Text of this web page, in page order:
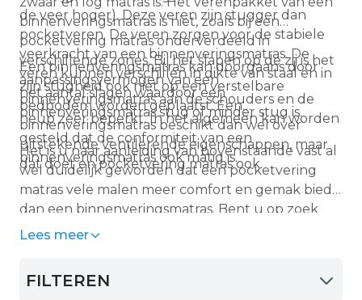
de veer hoger). Deze veren zijn stugger dan
pocketveren. De veren zorgen voor de stabiele
veerkracht van een binnenveringsmatras. De
veren kunnen verschillen in dikte van staal en in
het aantal slagen waardoor een
binnenveringsmatras stug of minder stug is.
binnenveringsmatras is niet, zoals bij een
pocketvering matras onderverdeeld in
verschillende zones. Bij het slapen op de zij is het
aanpassingsvermogen van een
binnenveringsmatras aan de schouders en de
heup zeer beperkt. In het algemeen kan worden
gesteld dat de conformiteit van een
binnenveringsmatras ook matig is.
Een binnenveringsmatras kan doorgaans door
zijn stugheid ook niet op een verstelbare
bedbodem worden geplaatst. Een
binnenveringsmatras beschikt dan wel over
uitstekende ventilerende eigenschappen, maar
dat doet en pocketvering matras ook.
Het is u naar aanleiding van bovenstaande vast al
wel duidelijk geworden dat een pocketvering
matras vele malen meer comfort en gemak biedt
dan een binnenveringsmatras. Bent u op zoek
naar een stevig matras met metalen veren, dan
uitvoering geleverd worden.
Lees meer
FILTEREN